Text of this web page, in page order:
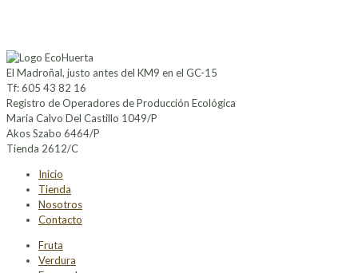
El Madroñal, justo antes del KM9 en el GC-15
Tf: 605 43 82 16
Registro de Operadores de Producción Ecológica
Maria Calvo Del Castillo 1049/P
Akos Szabo 6464/P
Tienda 2612/C
Inicio
Tienda
Nosotros
Contacto
Fruta
Verdura